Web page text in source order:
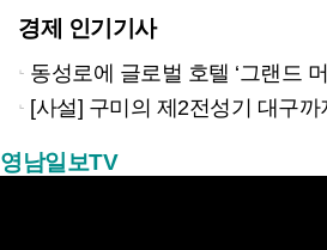
경제 인기기사
동성로에 글로벌 호텔 ‘그랜드 머큐어’ 오나…
[사설] 구미의 제2전성기 대구
영남일보TV